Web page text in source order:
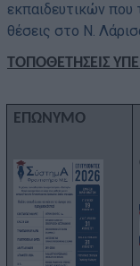
εκπαιδευτικών που
θέσεις στο Ν.
ΤΟΠΟΘΕΤΗΣΕΙΣ
ΕΠΩΝΥΜΟ